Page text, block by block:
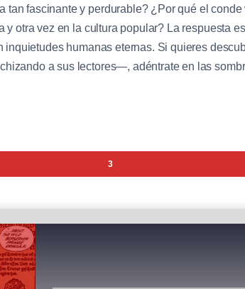
tan fascinante y perdurable? ¿Por qué el
y otra vez en la cultura popular? La respuesta
inquietudes humanas eternas. Si quieres
a sus lectores—, adéntrate en las
3